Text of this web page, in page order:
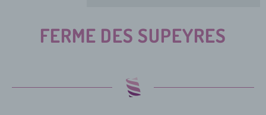
FERME DES SUPEYRES